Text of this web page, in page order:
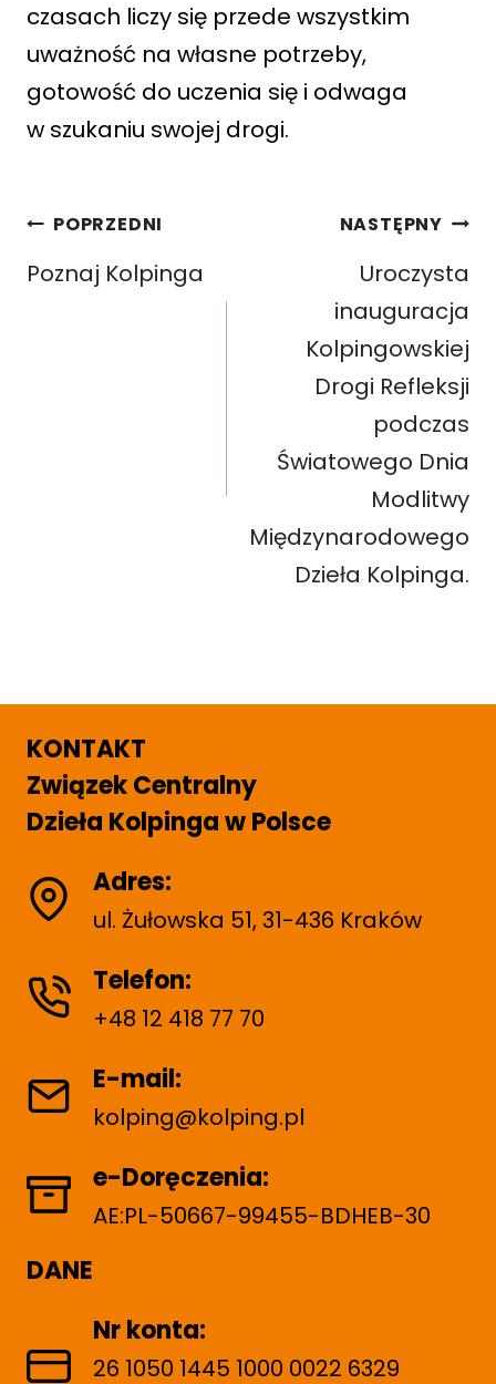
czasach liczy się przede wszystkim
uważność na własne potrzeby,
gotowość do uczenia się i odwaga
w szukaniu swojej drogi.
Nawigacja
wpisu
POPRZEDNI
Poznaj Kolpinga
NASTĘPNY
Uroczysta
inauguracja
Kolpingowskiej
Drogi Refleksji
podczas
Światowego Dnia
Modlitwy
Międzynarodowego
Dzieła Kolpinga.
KONTAKT
Związek Centralny
Dzieła Kolpinga w Polsce
Adres:
ul. Żułowska 51, 31-436 Kraków
Telefon:
+48 12 418 77 70
E-mail:
kolping@kolping.pl
e-Doręczenia:
AE:PL-50667-99455-BDHEB-30
DANE
Nr konta:
26 1050 1445 1000 0022 6329